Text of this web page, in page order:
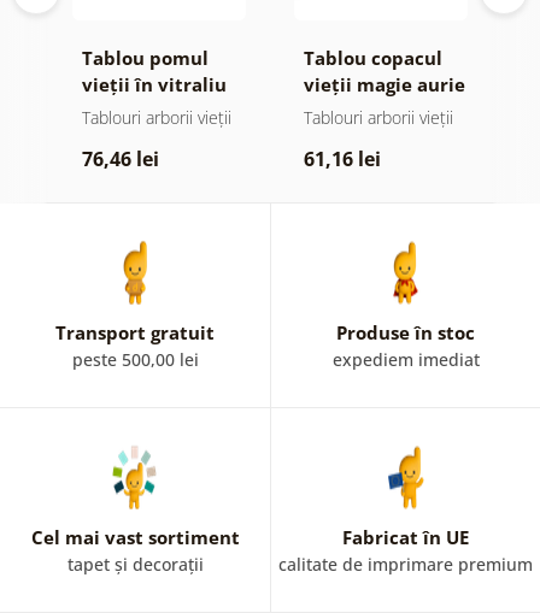
Tablou pomul
vieții în vitraliu
colorat
Tablouri arborii vieții
76,46 lei
Tablou copacul
vieții magie aurie
Tablouri arborii vieții
61,16 lei
Transport gratuit
peste 500,00 lei
Produse în stoc
expediem imediat
Cel mai vast sortiment
tapet și decorații
Fabricat în UE
calitate de imprimare premium